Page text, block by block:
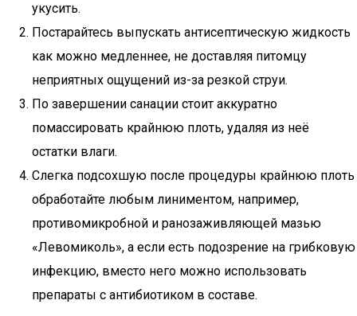
укусить.
Постарайтесь выпускать антисептическую жидкость
как можно медленнее, не доставляя питомцу
неприятных ощущений из-за резкой струи.
По завершении санации стоит аккуратно
помассировать крайнюю плоть, удаляя из неё
остатки влаги.
Слегка подсохшую после процедуры крайнюю плоть
обработайте любым линиментом, например,
противомикробной и ранозаживляющей мазью
«Левомиколь», а если есть подозрение на грибковую
инфекцию, вместо него можно использовать
препараты с антибиотиком в составе.